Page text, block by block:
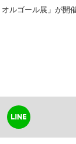
ルゴール展」が開